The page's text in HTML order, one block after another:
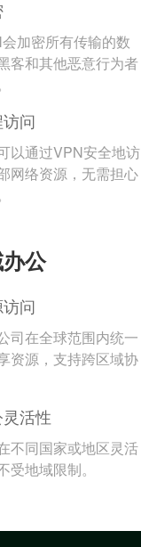
加密所有传输的数
客和其他恶意行为者
问
以通过VPN安全地访
网络资源，无需担心
公
问
司在全球范围内统一
资源，支持跨区域协
活性
不同国家或地区灵活
受地域限制。